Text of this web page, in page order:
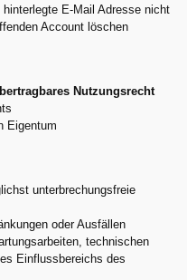
E-Mail Adresse nicht
Account löschen
Nutzungsrecht
Eigentum
unterbrechungsfreie
oder Ausfällen
technischen
Einflussbereichs des